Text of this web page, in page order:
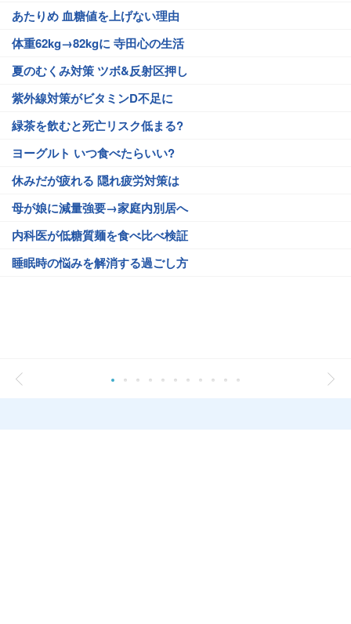
あたりめ 血糖値を上げない理由
体重62kg→82kgに 寺田心の生活
夏のむくみ対策 ツボ&反射区押し
紫外線対策がビタミンD不足に
緑茶を飲むと死亡リスク低まる?
ヨーグルト いつ食べたらいい?
休みだが疲れる 隠れ疲労対策は
母が娘に減量強要→家庭内別居へ
内科医が低糖質麺を食べ比べ検証
睡眠時の悩みを解消する過ごし方